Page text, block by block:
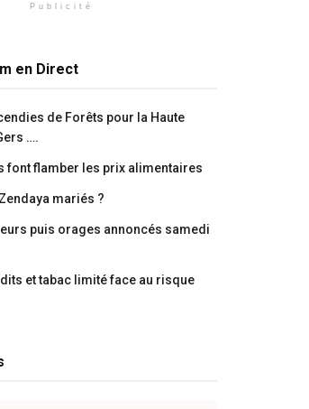
Publicité
en Direct
de Forêts pour la Haute
….
font flamber les prix alimentaires
mariés ?
puis orages annoncés samedi
et tabac limité face au risque